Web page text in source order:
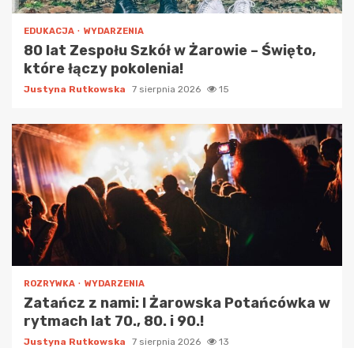
EDUKACJA WYDARZENIA
80 lat Zespołu Szkół w Żarowie – Święto,
które łączy pokolenia!
Justyna Rutkowska 7 sierpnia 2026 15
ROZRYWKA WYDARZENIA
Zatańcz z nami: I Żarowska Potańcówka w
rytmach lat 70., 80. i 90.!
Justyna Rutkowska 7 sierpnia 2026 13